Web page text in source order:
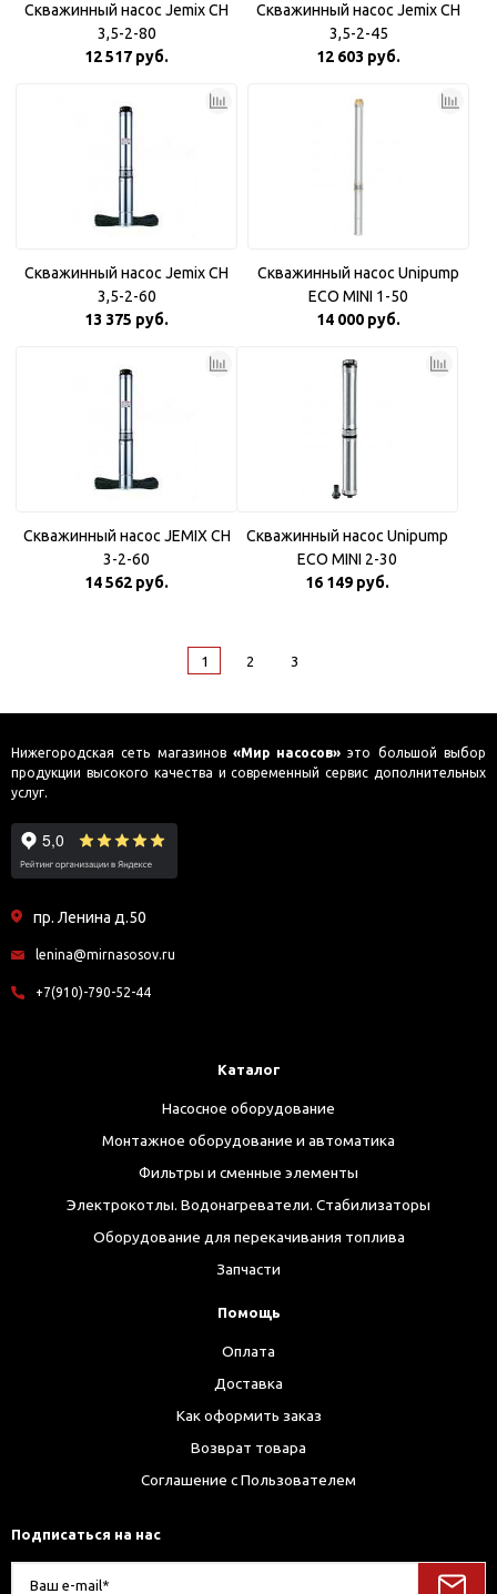
Скважинный насос Jemix CH
3,5-2-80
12 517 руб.
Скважинный насос Jemix CH
3,5-2-45
12 603 руб.
Скважинный насос Jemix CH
3,5-2-60
13 375 руб.
Скважинный насос Unipump
ECO MINI 1-50
14 000 руб.
Скважинный насос JEMIX CH
3-2-60
14 562 руб.
Скважинный насос Unipump
ECO MINI 2-30
16 149 руб.
1 2 3
Нижегородская сеть магазинов «Мир насосов» это большой выбор
продукции высокого качества и современный сервис дополнительных
услуг.
пр. Ленина д.50
lenina@mirnasosov.ru
+7(910)-790-52-44
Каталог
Насосное оборудование
Монтажное оборудование и автоматика
Фильтры и сменные элементы
Электрокотлы. Водонагреватели. Стабилизаторы
Оборудование для перекачивания топлива
Запчасти
Помощь
Оплата
Доставка
Как оформить заказ
Возврат товара
Соглашение с Пользователем
Подписаться на нас